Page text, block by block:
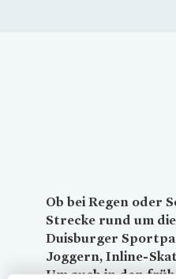
Ob bei Regen oder
Strecke rund um
Duisburger
Joggern, Inline-
Um auch in den